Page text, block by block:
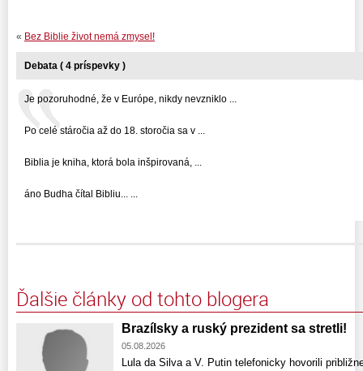
« Bez Biblie život nemá zmysel!
Debata ( 4 príspevky )
Je pozoruhodné, že v Európe, nikdy nevzniklo ...
Po celé stáročia až do 18. storočia sa v ...
Biblia je kniha, ktorá bola inšpirovaná, ...
áno Budha čítal Bibliu... ...
Ďalšie články od tohto blogera
Brazílsky a ruský prezident sa stretli!
05.08.2026
Lula da Silva a V. Putin telefonicky hovorili